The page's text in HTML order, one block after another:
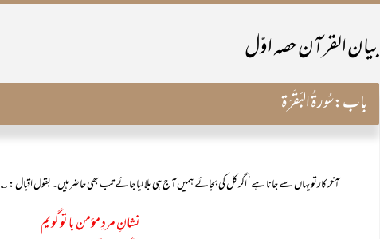
بیان القرآن حصہ اوّل
باب:سُورۃُ البَقَرَۃ
آخر کارتو یہاں سے جانا ہے‘ اگر کل کی بجائے ہمیں آج ہی بلا لیا جائے تب بھی حاضر ہیں۔ بقول اقبال : ؎
نشانِ مردِ مؤمن با تو گویم